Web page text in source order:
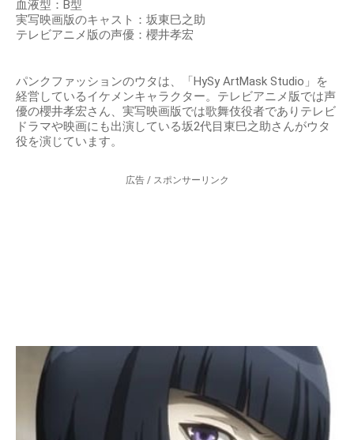
血液型：B型
実写映画版のキャスト：坂東巳之助
テレビアニメ版の声優：櫻井孝宏
パンクファッションのウタは、「HySy ArtMask Studio」を
経営しているイケメンキャラクター。テレビアニメ版では声
優の櫻井孝宏さん、実写映画版では歌舞伎役者でありテレビ
ドラマや映画にも出演している坂2代目東巳之助さんがウタ
役を演じています。
広告 / スポンサーリンク